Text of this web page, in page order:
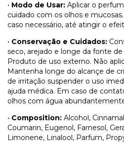
• Modo de Usar: Aplicar o
cuidado com os olhos e
caso necessário, até atingir o
• Conservação e Cuidados:
seco, arejado e longe da fonte de
Produto de uso externo. Não
Mantenha longe do alcançe de
de irritação suspender o uso
ajuda médica. Em caso de
olhos com água
• Composition: Alcohol,
Coumarin, Eugenol, Farnesol,
Limonene, Linalool, Parfum,